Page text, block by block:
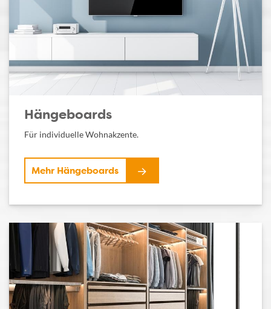
Hängeboards
Für individuelle Wohnakzente.
Mehr Hängeboards